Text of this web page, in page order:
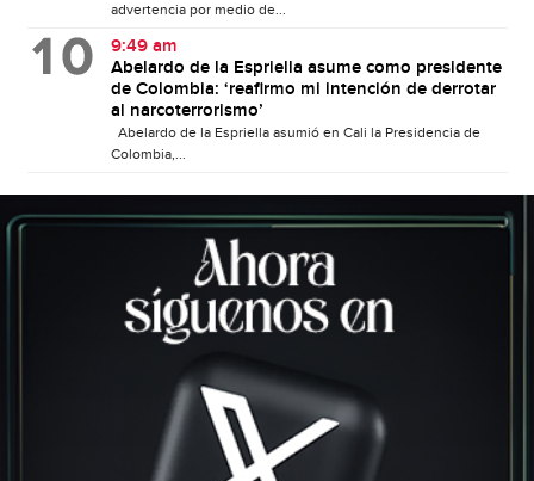
advertencia por medio de...
9:49 am
Abelardo de la Espriella asume como presidente
de Colombia: ‘reafirmo mi intención de derrotar
al narcoterrorismo’
Abelardo de la Espriella asumió en Cali la Presidencia de
Colombia,...